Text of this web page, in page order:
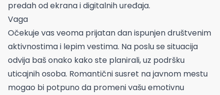
predah od ekrana i digitalnih uređaja.
Vaga
Očekuje vas veoma prijatan dan ispunjen društvenim
aktivnostima i lepim vestima. Na poslu se situacija
odvija baš onako kako ste planirali, uz podršku
uticajnih osoba. Romantični susret na javnom mestu
mogao bi potpuno da promeni vašu emotivnu